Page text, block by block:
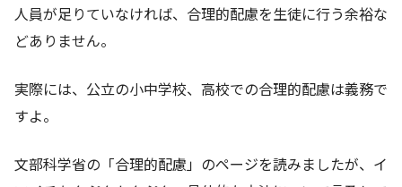
人員が足りていなければ、合理的配慮を生徒に行う余裕な
どありません。
実際には、公立の小中学校、高校での合理的配慮は義務で
すよ。
文部科学省の「合理的配慮」のページを読みましたが、イ